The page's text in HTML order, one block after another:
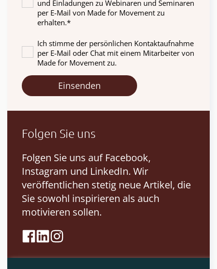
und Einladungen zu Webinaren und Seminaren
per E-Mail von Made for Movement zu
erhalten.*
Ich stimme der persönlichen Kontaktaufnahme
per E-Mail oder Chat mit einem Mitarbeiter von
Made for Movement zu.
Folgen Sie uns
Folgen Sie uns auf Facebook,
Instagram und LinkedIn. Wir
veröffentlichen stetig neue Artikel, die
Sie sowohl inspirieren als auch
motivieren sollen.